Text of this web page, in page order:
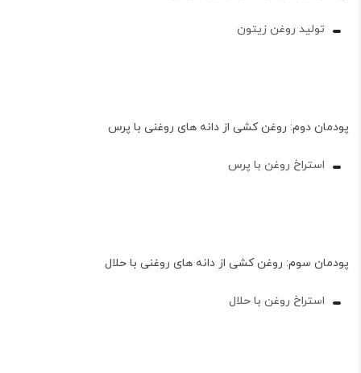
تولید روغن زیتون
پودمان دوم: روغن کشی از دانه های روغنی با پرس
استراخ روغن با پرس
پودمان سوم: روغن کشی از دانه های روغنی با حلال
استراخ روغن با حلال